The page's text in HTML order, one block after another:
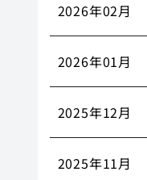
2026年02月
2026年01月
2025年12月
2025年11月